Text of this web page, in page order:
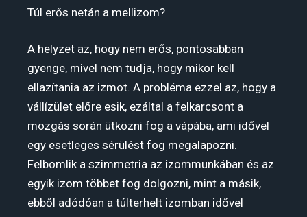
Túl erős netán a mellizom?
A helyzet az, hogy nem erős, pontosabban
gyenge, mivel nem tudja, hogy mikor kell
ellazítania az izmot. A probléma ezzel az, hogy a
vállízület előre esik, ezáltal a felkarcsont a
mozgás során ütközni fog a vápába, ami idővel
egy esetleges sérülést fog megalapozni.
Felbomlik a szimmetria az izommunkában és az
egyik izom többet fog dolgozni, mint a másik,
ebből adódóan a túlterhelt izomban idővel